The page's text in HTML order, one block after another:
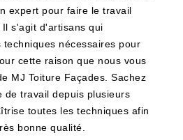
expert pour faire le travail
s'agit d'artisans qui
nécessaires pour
cette raison que nous vous
MJ Toiture Façades. Sachez
de travail depuis plusieurs
toutes les techniques afin
bonne qualité.